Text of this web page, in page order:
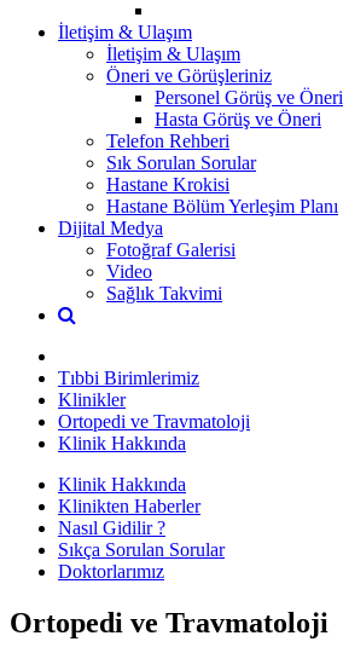
İletişim & Ulaşım
İletişim & Ulaşım
Öneri ve Görüşleriniz
Personel Görüş ve Öneri
Hasta Görüş ve Öneri
Telefon Rehberi
Sık Sorulan Sorular
Hastane Krokisi
Hastane Bölüm Yerleşim Planı
Dijital Medya
Fotoğraf Galerisi
Video
Sağlık Takvimi
Tıbbi Birimlerimiz
Klinikler
Ortopedi ve Travmatoloji
Klinik Hakkında
Klinik Hakkında
Klinikten Haberler
Nasıl Gidilir ?
Sıkça Sorulan Sorular
Doktorlarımız
Ortopedi ve Travmatoloji